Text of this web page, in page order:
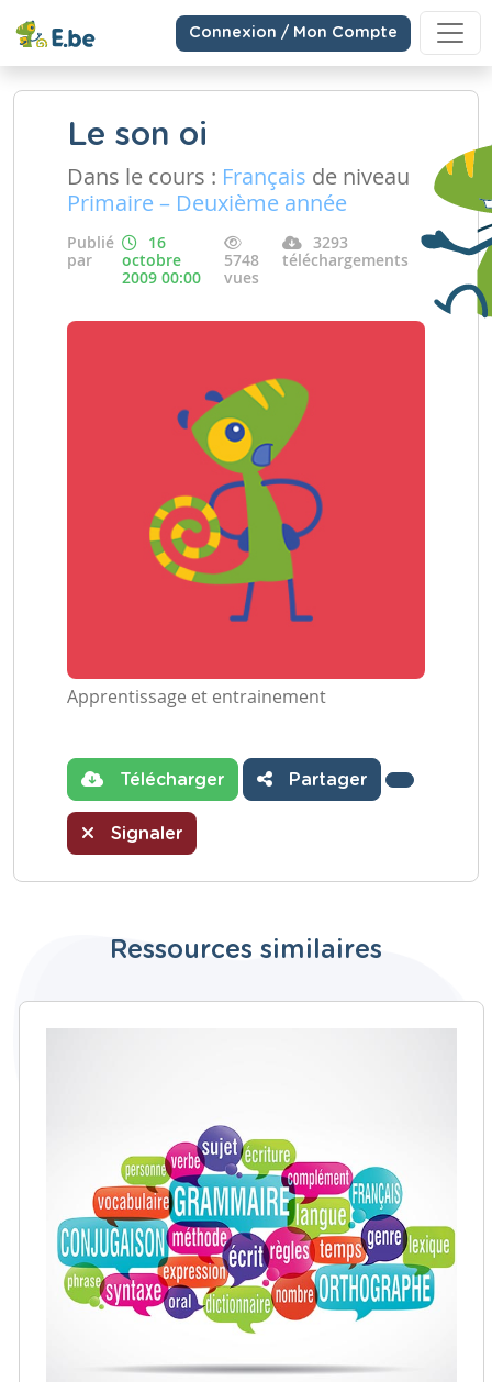
Connexion / Mon Compte
Le son oi
Dans le cours : Français de niveau
Primaire – Deuxième année
Publié
par
16
octobre
2009 00:00
5748
vues
3293
téléchargements
Apprentissage et entrainement
Télécharger Partager
Signaler
Ressources similaires